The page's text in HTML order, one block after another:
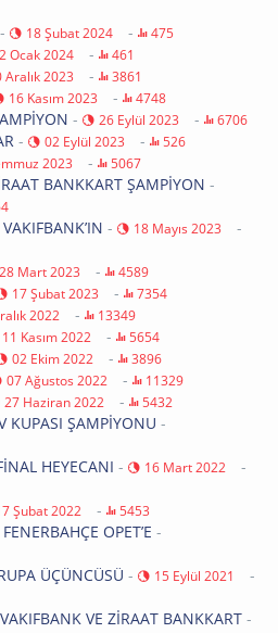
- 18 Şubat 2024 - 475
Ocak 2024 - 461
Aralık 2023 - 3861
16 Kasım 2023 - 4748
- 26 Eylül 2023 - 6706
- 02 Eylül 2023 - 526
2023 - 5067
BANKKART ŞAMPİYON -
- 18 Mayıs 2023 -
28 Mart 2023 - 4589
17 Şubat 2023 - 7354
2022 - 13349
11 Kasım 2022 - 5654
02 Ekim 2022 - 3896
07 Ağustos 2022 - 11329
27 Haziran 2022 - 5432
KUPASI ŞAMPİYONU -
HEYECANI - 16 Mart 2022 -
Şubat 2022 - 5453
OPET’E -
ÜÇÜNCÜSÜ - 15 Eylül 2021 -
VE ZİRAAT BANKKART -